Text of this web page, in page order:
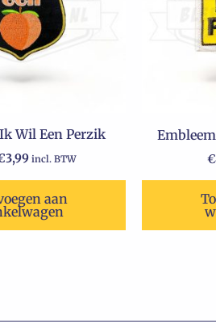
Wil Een Perzik
3,99 incl. BTW
aan
€